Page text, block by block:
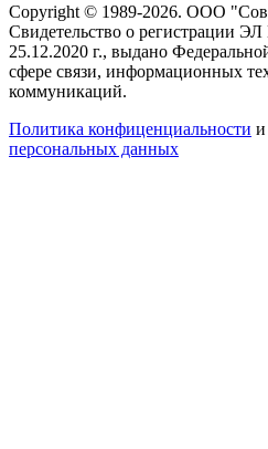
Copyright © 1989-2026. ООО
Свидетельство о регистрации
25.12.2020 г., выдано
сфере связи, информационных
коммуникаций.
Политика конфиценциальности и
персональных данных